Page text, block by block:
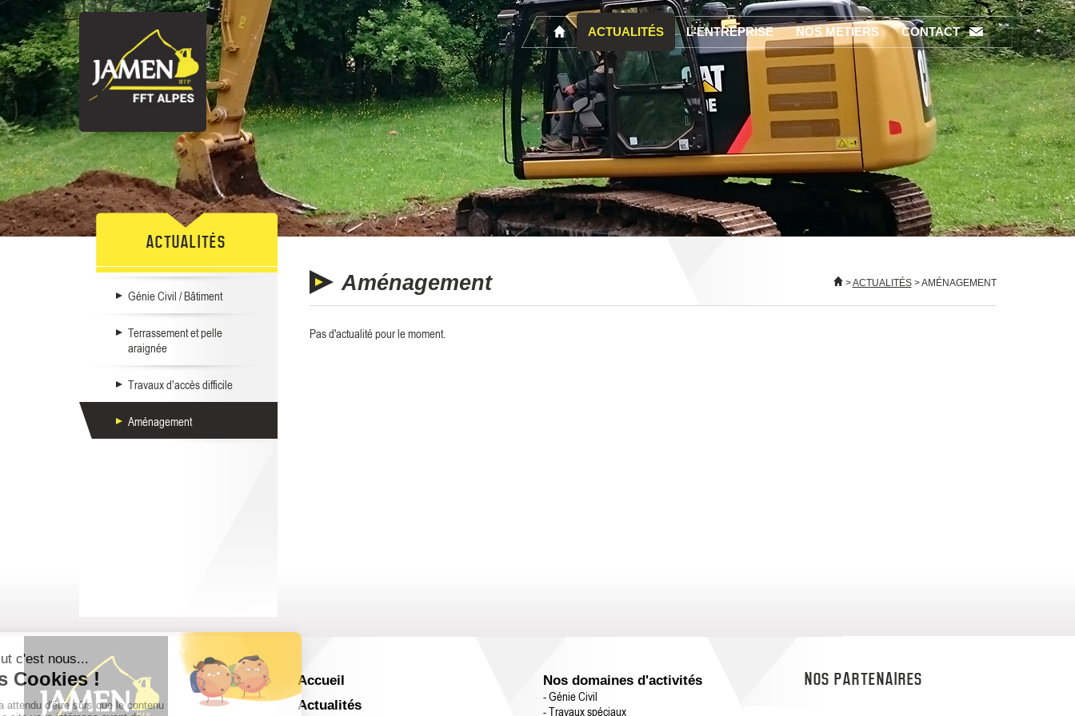
ACTUALITÉS L'ENTREPRISE NOS METIERS CONTACT
ACTUALITÉS
Génie Civil / Bâtiment
Terrassement et pelle
araignée
Travaux d’accès difficile
Aménagement
>ACTUALITÉS> AMÉNAGEMENT
Aménagement
Pas d'actualité pour le moment.
Accueil
Actualités
Nos domaines d'activités
- Génie Civil
- Travaux spéciaux
NOS PARTENAIRES